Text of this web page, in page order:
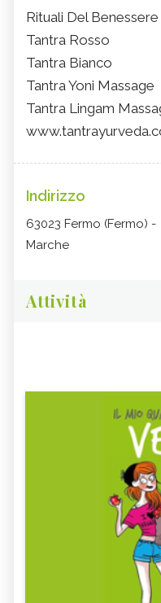
Rituali Del
Tantra Rosso
Tantra Bianco
Tantra Yoni Massage
Tantra Lingam
Indirizzo
63023 Fermo (Fermo) -
Marche
Attività